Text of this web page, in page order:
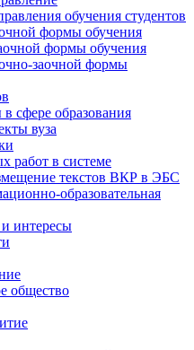
обучения студентов
формы обучения
формы обучения
заочной формы
сфере образования
вуза
работ в системе
текстов ВКР в ЭБС
образовательная
и интересы
общество